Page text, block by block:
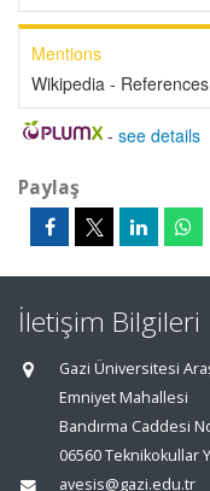
Mentions
Wikipedia -
- see details
Paylaş
İletişim Bilgileri
Gazi Üniversitesi
Emniyet Mahallesi
Bandırma Caddesi
06560 Teknikokullar
avesis@gazi.edu.tr